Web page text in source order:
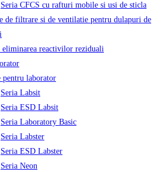
Seria CFCS cu rafturi mobile si usi de sticla
de filtrare si de ventilatie pentru dulapuri de
reactivilor reziduali
pentru laborator
Seria Labsit
Seria ESD Labsit
Seria Laboratory Basic
Seria Labster
Seria ESD Labster
Seria Neon